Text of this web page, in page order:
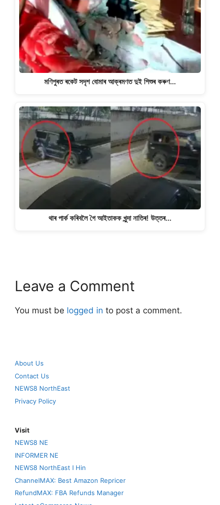
মণিপুৰত ৰকেট সদৃশ বোমাৰ আক্ৰমণত দুই শিশুৰ কৰুণ…
থাৰ পাৰ্ক কৰিবলৈ গৈ আইতাকক খুন্দা নাতিৰ! উত্তৰ…
Leave a Comment
You must be logged in to post a comment.
About Us
Contact Us
NEWS8 NorthEast
Privacy Policy
Visit
NEWS8 NE
INFORMER NE
NEWS8 NorthEast I Hin
ChannelMAX: Best Amazon Repricer
RefundMAX: FBA Refunds Manager